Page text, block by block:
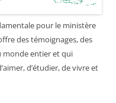
pour le ministère
des témoignages, des
monde entier et qui
d’étudier, de vivre et